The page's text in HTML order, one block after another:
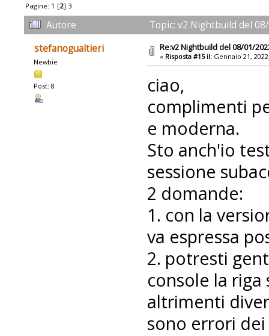
Pagine: 1 [2] 3
Autore
Topic: v2 Nightbuild del
stefanogualtieri
Newbie
Post: 8
Re:v2 Nightbuild del 08/01/
« Risposta #15 il: Gennaio 21,
ciao,
complimenti
e moderna.
Sto anch'io
sessione
2 domande:
1. con la
va espressa
2. potresti
console la riga
altrimenti
sono errori